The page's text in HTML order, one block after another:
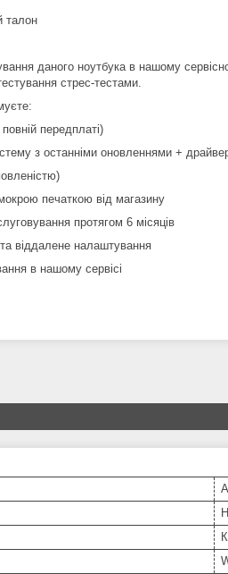
талон
даного ноутбука в нашому
стрес-тестами.
передплаті)
з останніми оновленнями +
печаткою від магазину
протягом 6 місяців
віддалене налаштування
в нашому сервісі